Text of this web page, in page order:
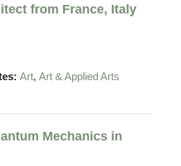
from France, Italy
Art,Art & Applied Arts
Mechanics in